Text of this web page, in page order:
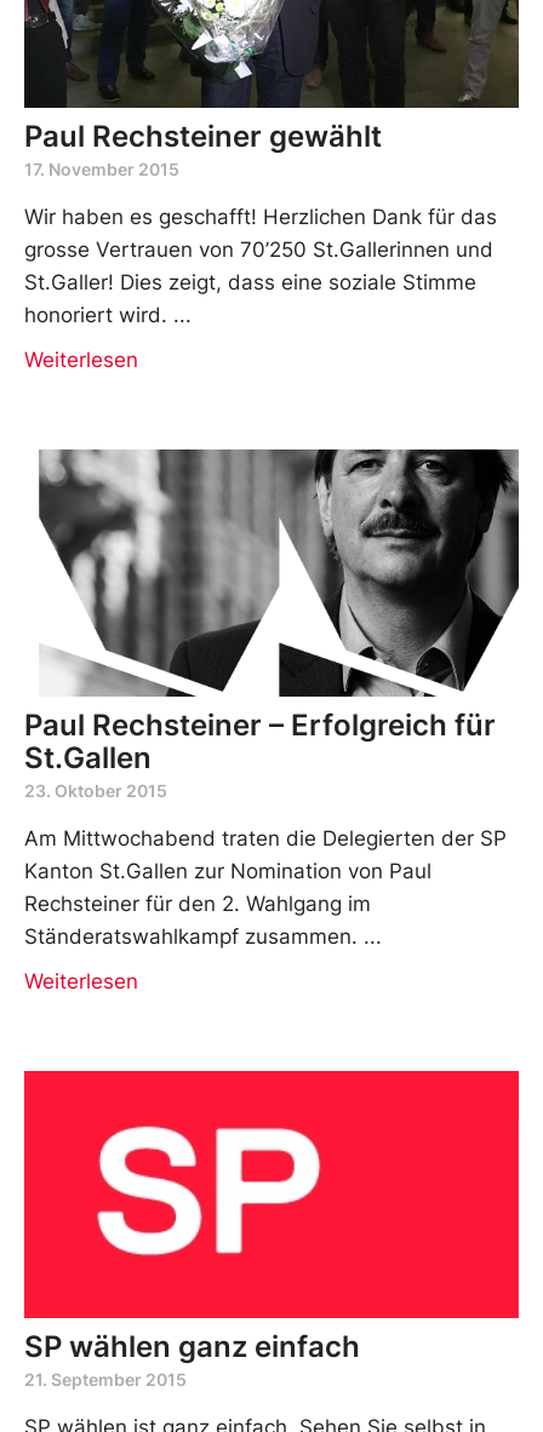
Paul Rechsteiner gewählt
17. November 2015
Wir haben es geschafft! Herzlichen Dank für das
grosse Vertrauen von 70’250 St.Gallerinnen und
St.Galler! Dies zeigt, dass eine soziale Stimme
honoriert wird.
Weiterlesen
Paul Rechsteiner – Erfolgreich für
St.Gallen
23. Oktober 2015
Am Mittwochabend traten die Delegierten der SP
Kanton St.Gallen zur Nomination von Paul
Rechsteiner für den 2. Wahlgang im
Ständeratswahlkampf zusammen.
Weiterlesen
SP wählen ganz einfach
21. September 2015
SP wählen ist ganz einfach. Sehen Sie selbst in